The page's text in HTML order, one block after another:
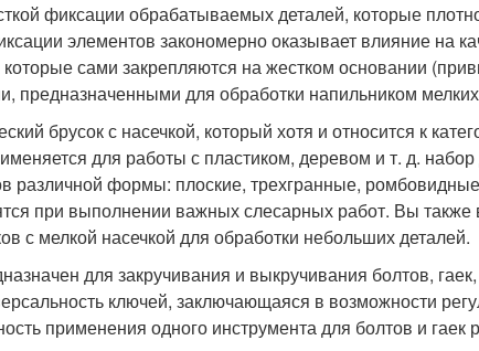
фиксации обрабатываемых деталей, которые
элементов закономерно оказывает влияние на
сами закрепляются на жестком основании
предназначенными для обработки напильником
брусок с насечкой, который хотя и относится к
для работы с пластиком, деревом и т. д.
различной формы: плоские, трехгранные,
при выполнении важных слесарных работ. Вы также
с мелкой насечкой для обработки небольших деталей.
для закручивания и выкручивания болтов,
ключей, заключающаяся в возможности
применения одного инструмента для болтов и гаек